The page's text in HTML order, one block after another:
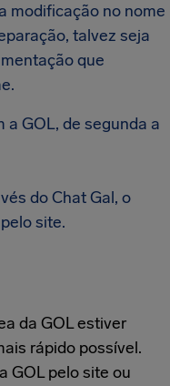
modificação no nome
talvez seja
que
a GOL, de segunda a
do Chat Gal, o
site.
da GOL estiver
rápido possível.
GOL pelo site ou